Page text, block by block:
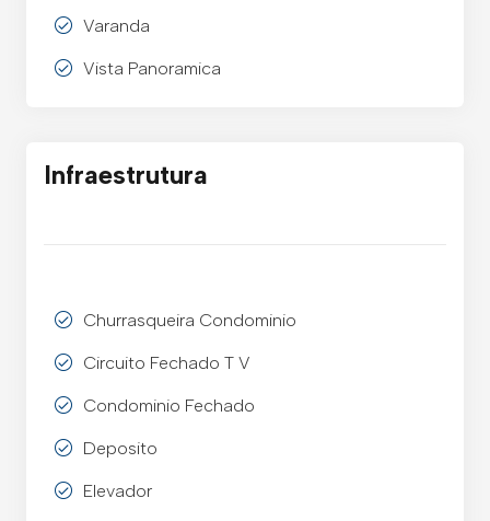
Varanda
Vista Panoramica
Infraestrutura
Churrasqueira Condominio
Circuito Fechado T V
Condominio Fechado
Deposito
Elevador